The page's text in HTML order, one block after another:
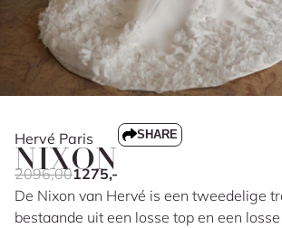
Hervé Paris
NIXON
SHARE
2096,001275,-
De Nixon van Hervé is een tweedelige
bestaande uit een losse top en een